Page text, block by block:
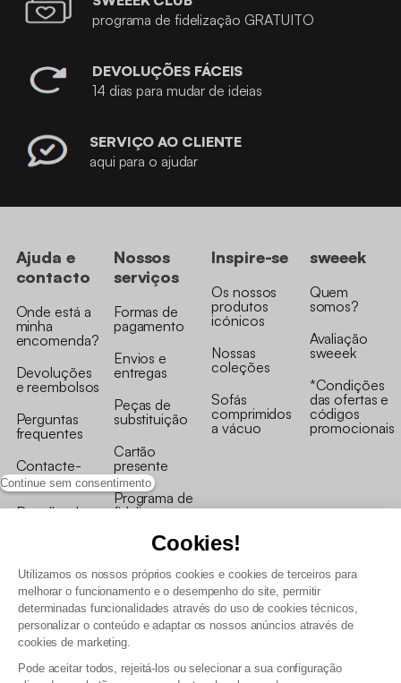
Continue sem consentimento
Cookies!
Utilizamos os nossos próprios cookies e cookies de terceiros para
melhorar o funcionamento e o desempenho do site, permitir
determinadas funcionalidades através do uso de cookies técnicos,
personalizar o conteúdo e adaptar os nossos anúncios através de
cookies de marketing.
Pode aceitar todos, rejeitá-los ou selecionar a sua configuração
programa de fidelização GRATUITO
DEVOLUÇÕES FÁCEIS
14 dias para mudar de ideias
SERVIÇO AO CLIENTE
aqui para o ajudar
Ajuda e
contacto
Onde está a
minha
encomenda?
Devoluções
e reembolsos
Perguntas
frequentes
Contacte-
nos
Recolha de
Nossos
serviços
Formas de
pagamento
Envios e
entregas
Peças de
substituição
Cartão
presente
Programa de
fidelizaçao
Inspire-se
Os nossos
produtos
icónicos
Nossas
coleções
Sofás
comprimidos
a vácuo
sweeek
Quem
somos?
Avaliação
sweeek
*Condições
das ofertas e
códigos
promocionais
Termos e Condições Gerais de Venda e Aviso Legal
Gestão de dados pessoais e política de cookies